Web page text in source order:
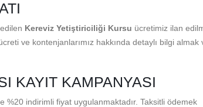
Kereviz Yetiştiriciliği Kursu ücretimiz ilan
ve kontenjanlarımız hakkında detaylı bilgi almak
KAYIT KAMPANYASI
%20 indirimli fiyat uygulanmaktadır. Taksitli ödemek